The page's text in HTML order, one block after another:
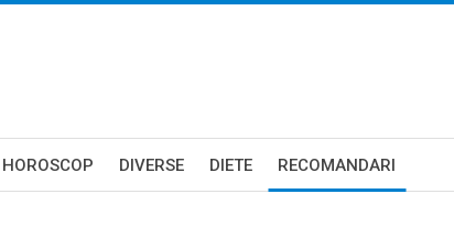
HOROSCOP DIVERSE DIETE RECOMANDARI